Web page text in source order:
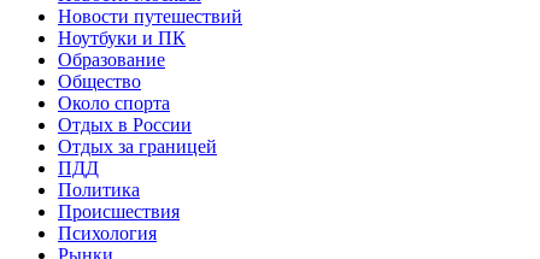
Новости путешествий
Ноутбуки и ПК
Образование
Общество
Около спорта
Отдых в России
Отдых за границей
ПДД
Политика
Происшествия
Психология
Рынки